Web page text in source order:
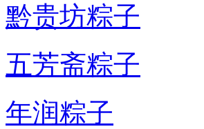
黔贵坊粽子
五芳斋粽子
年润粽子